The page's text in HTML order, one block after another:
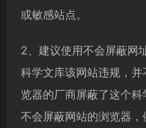
或敏感站点。
2、建议使用不会屏蔽网
科学文库该网站违规，
览器的厂商屏蔽了这个
不会屏蔽网站的浏览器